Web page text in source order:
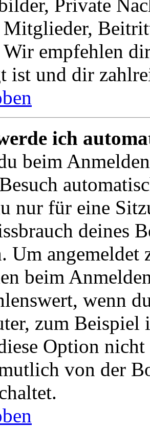
Private
Mitglieder,
empfehlen
ist und dir
ich
beim
nur für eine
deines
Um angemeldet
beim
wenn
zum Beispiel
Option
von der